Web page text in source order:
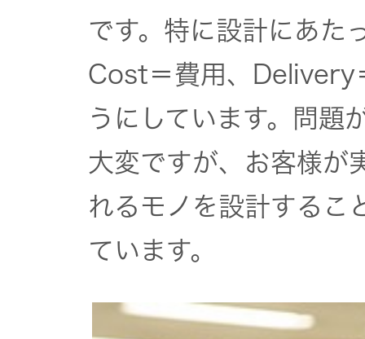
です。特に設計にあた
Cost＝費用、Delivery
うにしています。問題
大変ですが、お客様が
れるモノを設計するこ
ています。